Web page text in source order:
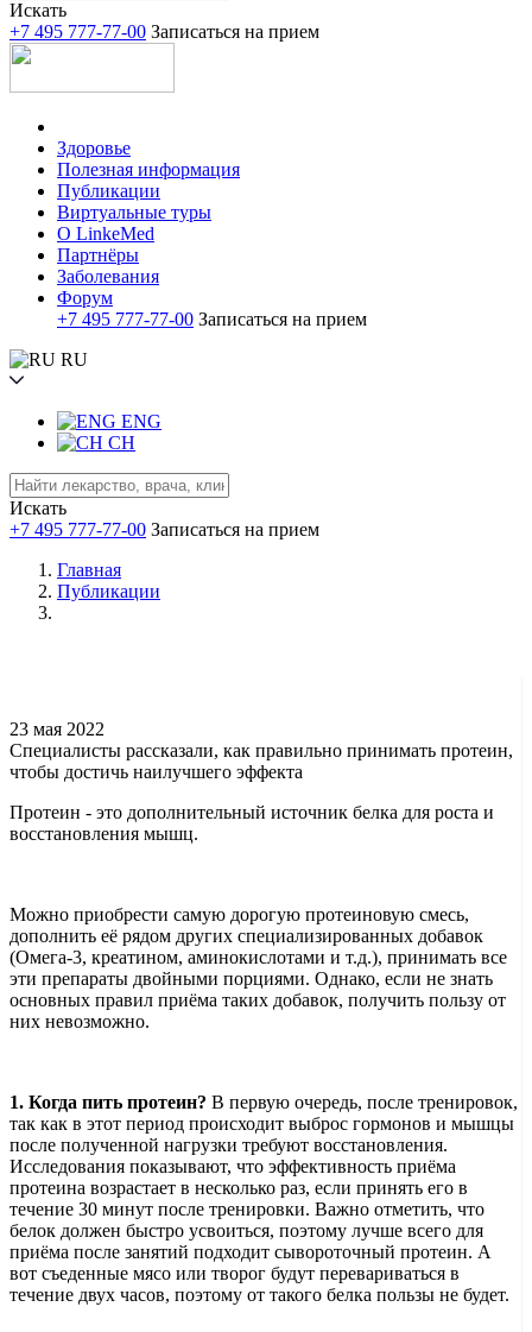
Искать
+7 495 777-77-00 Записаться на прием
Здоровье
Полезная информация
Публикации
Виртуальные туры
О LinkeMed
Партнёры
Заболевания
Форум
+7 495 777-77-00 Записаться на прием
RU
ENG
CH
Искать
+7 495 777-77-00 Записаться на прием
Главная
Публикации
23 мая 2022
Специалисты рассказали, как правильно принимать протеин,
чтобы достичь наилучшего эффекта
Протеин - это дополнительный источник белка для роста и
восстановления мышц.
Можно приобрести самую дорогую протеиновую смесь,
дополнить её рядом других специализированных добавок
(Омега-3, креатином, аминокислотами и т.д.), принимать все
эти препараты двойными порциями. Однако, если не знать
основных правил приёма таких добавок, получить пользу от
них невозможно.
1. Когда пить протеин? В первую очередь, после тренировок,
так как в этот период происходит выброс гормонов и мышцы
после полученной нагрузки требуют восстановления.
Исследования показывают, что эффективность приёма
протеина возрастает в несколько раз, если принять его в
течение 30 минут после тренировки. Важно отметить, что
белок должен быстро усвоиться, поэтому лучше всего для
приёма после занятий подходит сывороточный протеин. А
вот съеденные мясо или творог будут перевариваться в
течение двух часов, поэтому от такого белка пользы не будет.